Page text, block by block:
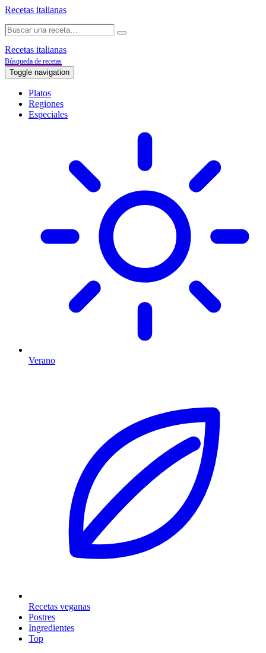
Recetas italianas
Recetas italianas
Búsqueda de recetas
Toggle navigation
Platos
Regiones
Especiales
Verano
Recetas veganas
Postres
Ingredientes
Top